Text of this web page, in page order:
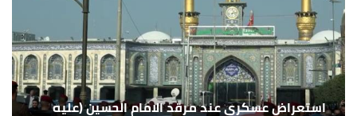
استعراض عسكري عند مرقد الامام الحسين (عليه